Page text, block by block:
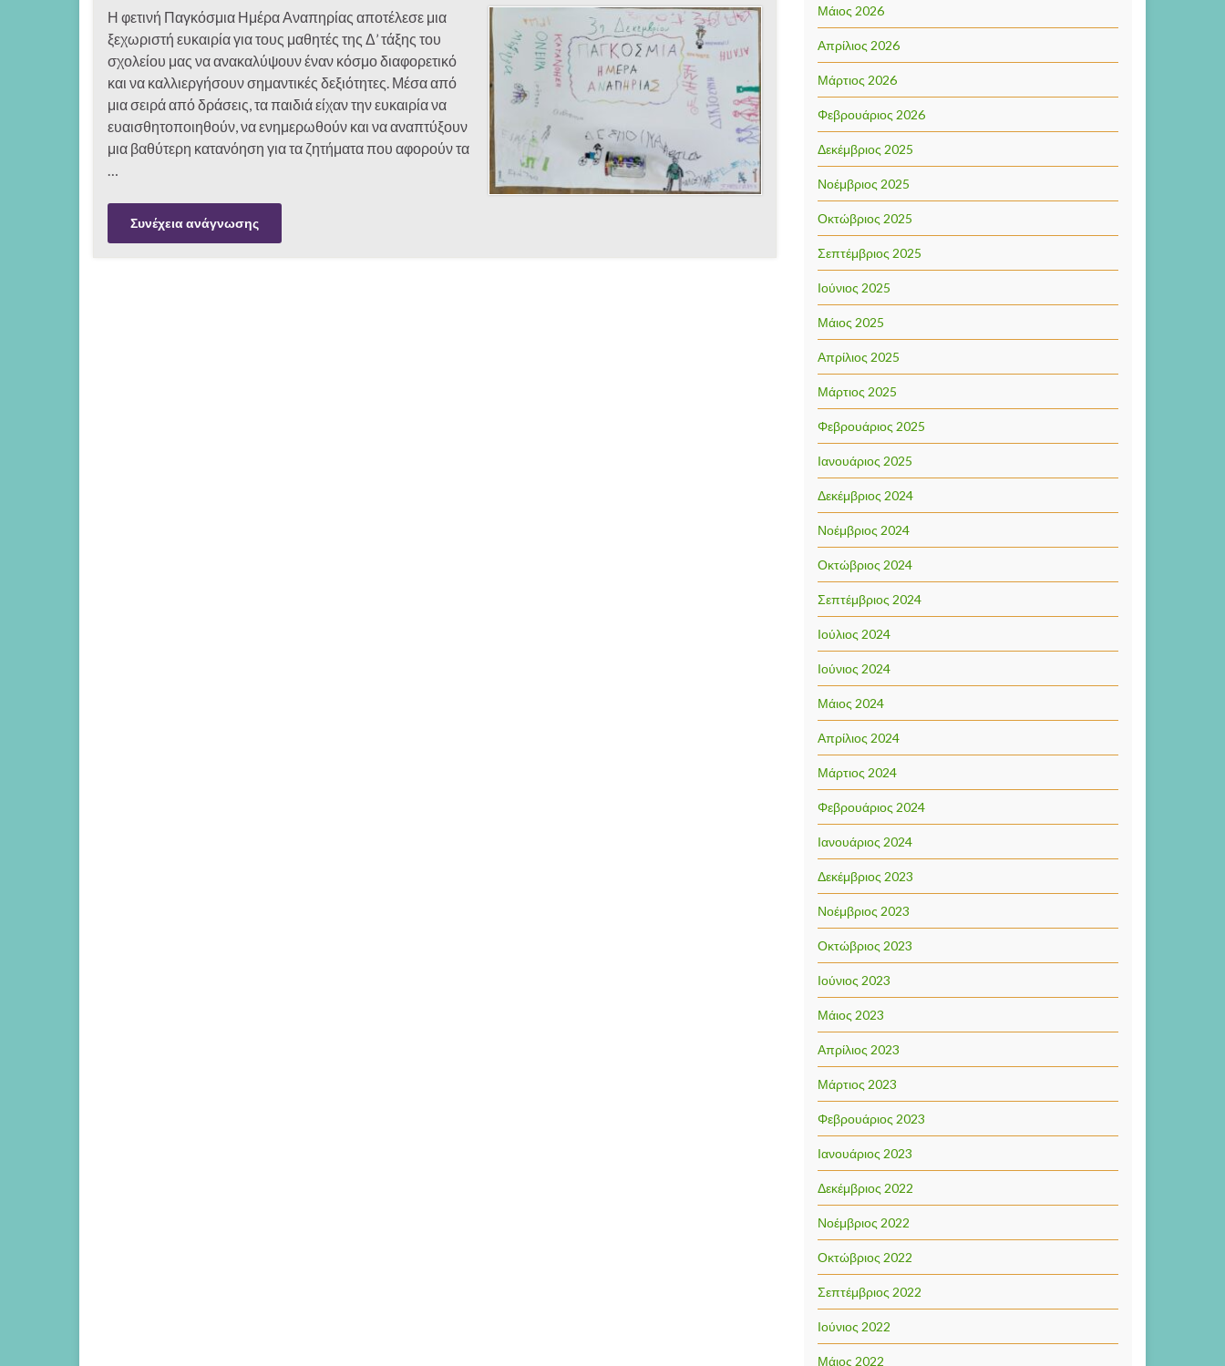
Η φετινή Παγκόσμια Ημέρα Αναπηρίας αποτέλεσε μια
ξεχωριστή ευκαιρία για τους μαθητές της Δ’ τάξης του
σχολείου μας να ανακαλύψουν έναν κόσμο διαφορετικό
και να καλλιεργήσουν σημαντικές δεξιότητες. Μέσα από
μια σειρά από δράσεις, τα παιδιά είχαν την ευκαιρία να
ευαισθητοποιηθούν, να ενημερωθούν και να αναπτύξουν
μια βαθύτερη κατανόηση για τα ζητήματα που αφορούν τα
…
Συνέχεια ανάγνωσης
Μάιος 2026
Απρίλιος 2026
Μάρτιος 2026
Φεβρουάριος 2026
Δεκέμβριος 2025
Νοέμβριος 2025
Οκτώβριος 2025
Σεπτέμβριος 2025
Ιούνιος 2025
Μάιος 2025
Απρίλιος 2025
Μάρτιος 2025
Φεβρουάριος 2025
Ιανουάριος 2025
Δεκέμβριος 2024
Νοέμβριος 2024
Οκτώβριος 2024
Σεπτέμβριος 2024
Ιούλιος 2024
Ιούνιος 2024
Μάιος 2024
Απρίλιος 2024
Μάρτιος 2024
Φεβρουάριος 2024
Ιανουάριος 2024
Δεκέμβριος 2023
Νοέμβριος 2023
Οκτώβριος 2023
Ιούνιος 2023
Μάιος 2023
Απρίλιος 2023
Μάρτιος 2023
Φεβρουάριος 2023
Ιανουάριος 2023
Δεκέμβριος 2022
Νοέμβριος 2022
Οκτώβριος 2022
Σεπτέμβριος 2022
Ιούνιος 2022
Μάιος 2022